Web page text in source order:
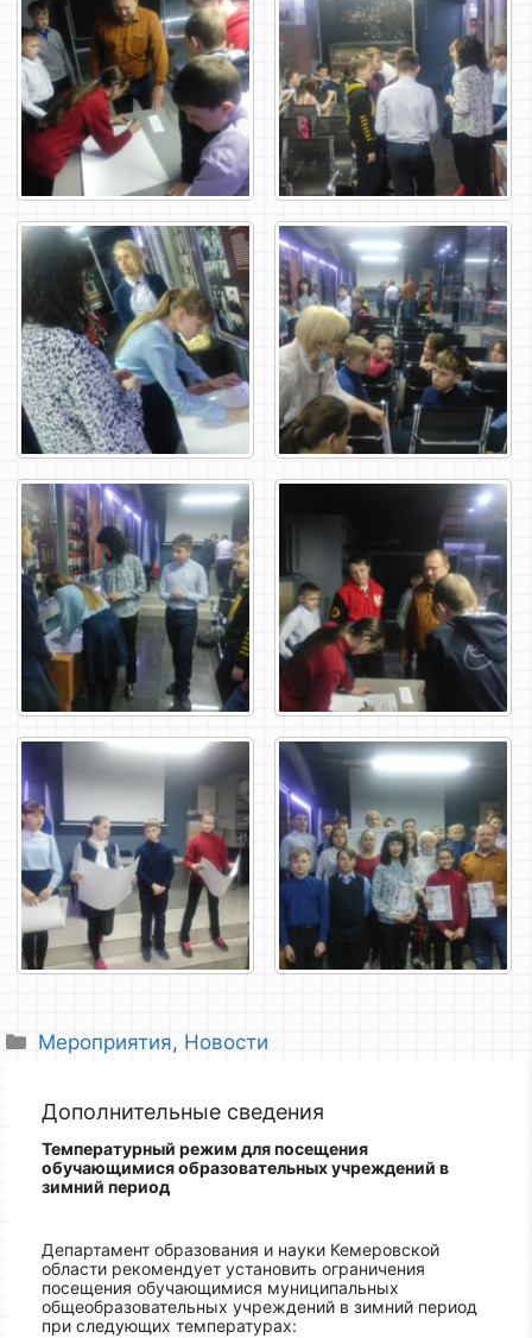
Рубрики
Мероприятия, Новости
Дополнительные сведения
Температурный режим для посещения
обучающимися образовательных учреждений в
зимний период
Департамент образования и науки Кемеровской
области рекомендует установить ограничения
посещения обучающимися муниципальных
общеобразовательных учреждений в зимний период
при следующих температурах: